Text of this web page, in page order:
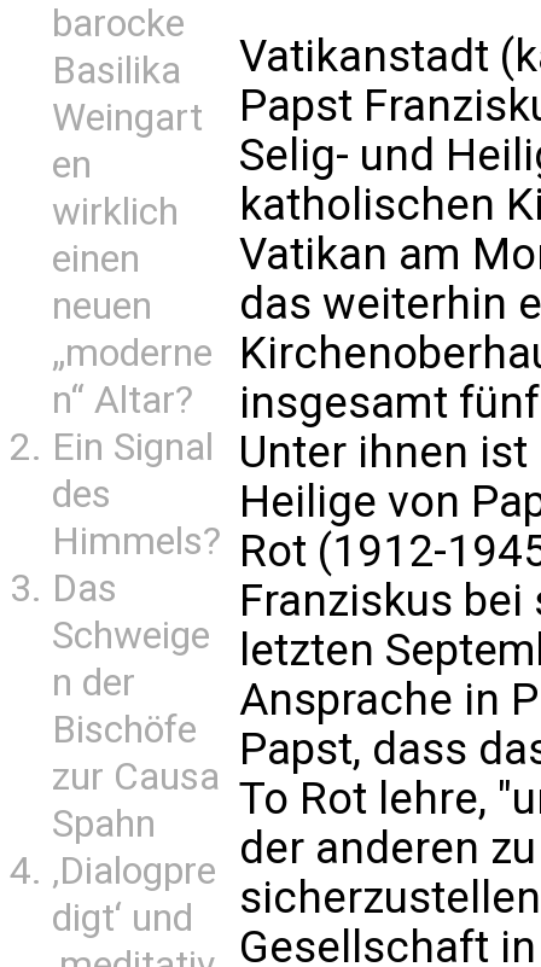
barocke
Basilika
Weingart
en
wirklich
einen
neuen
„moderne
n“ Altar?
Ein Signal
des
Himmels?
Das
Schweige
n der
Bischöfe
zur Causa
Spahn
‚Dialogpre
digt‘ und
Vatikanstadt
Papst
Selig- und
katholischen
Vatikan am
das weiterhin
insgesamt
Unter ihnen
Heilige von
Rot (1912-
Franziskus
letzten
Ansprache in
Papst, dass
To Rot lehre,
der anderen
Gesellschaft